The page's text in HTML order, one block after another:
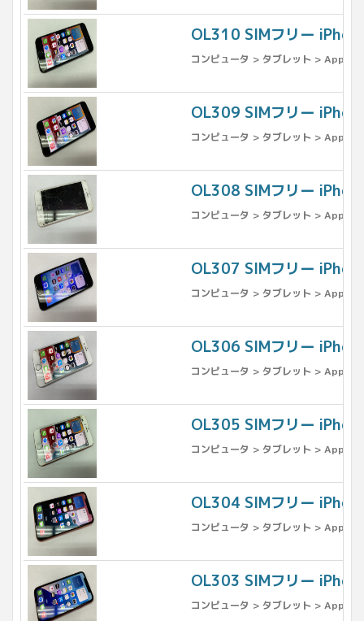
OL310 SIMフリー
コンピュータ > タブレット > Apple
OL309 SIMフリー
コンピュータ > タブレット > Apple
OL308 SIMフリー
コンピュータ > タブレット > Apple
OL307 SIMフリー
コンピュータ > タブレット > Apple
OL306 SIMフリー
コンピュータ > タブレット > Apple
OL305 SIMフリー
コンピュータ > タブレット > Apple
OL304 SIMフリー
コンピュータ > タブレット > Apple
OL303 SIMフリー
コンピュータ > タブレット > Apple